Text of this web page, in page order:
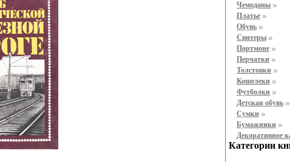
Чемоданы
Платье
Обувь
Свитеры
Портмоне
Перчатки
Толстовки
Кошелеки
Футболки
Детская обувь
Cумки
Бумажники
Декоративное
Категории